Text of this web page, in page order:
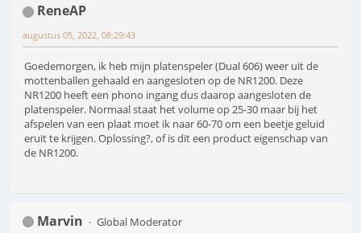
ReneAP
augustus 05, 2022, 08:29:43
Goedemorgen, ik heb mijn platenspeler (Dual 606) weer uit de
mottenballen gehaald en aangesloten op de NR1200. Deze
NR1200 heeft een phono ingang dus daarop aangesloten de
platenspeler. Normaal staat het volume op 25-30 maar bij het
afspelen van een plaat moet ik naar 60-70 om een beetje geluid
eruit te krijgen. Oplossing?, of is dit een product eigenschap van
de NR1200.
Marvin
Global Moderator